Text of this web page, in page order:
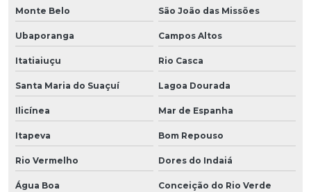
Monte Belo São João das Missões
Ubaporanga Campos Altos
Itatiaiuçu Rio Casca
Santa Maria do Suaçuí Lagoa Dourada
Ilicínea Mar de Espanha
Itapeva Bom Repouso
Rio Vermelho Dores do Indaiá
Água Boa Conceição do Rio Verde